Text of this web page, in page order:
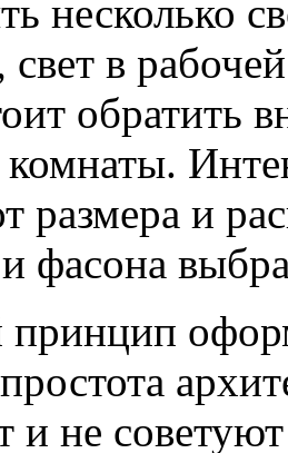
несколько
свет в
обратить
размера и
фасона
и не